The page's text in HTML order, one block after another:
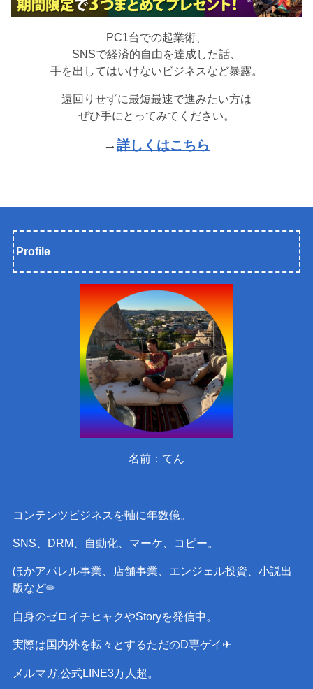
PC1台での起業術、
SNSで経済的自由を達成した話、
手を出してはいけないビジネスなど暴露。
遠回りせずに最短最速で進みたい方は
ぜひ手にとってみてください。
→詳しくはこちら
Profile
名前：てん
コンテンツビジネスを軸に年数億。
SNS、DRM、自動化、マーケ、コピー。
ほかアパレル事業、店舗事業、エンジェル投資、小説出
版など✏︎
自身のゼロイチヒャクやStoryを発信中。
実際は国内外を転々とするただのD専ゲイ✈︎
メルマガ,公式LINE3万人超。